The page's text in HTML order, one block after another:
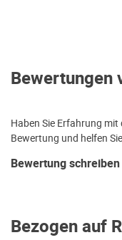
Bewertungen
Haben Sie Erfahrung mit
Bewertung und helfen
Bewertung schreiben
Bezogen auf